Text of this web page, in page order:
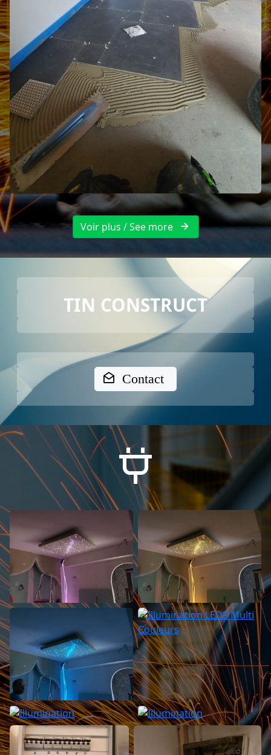
Voir plus / See more
TIN CONSTRUCT
Contact